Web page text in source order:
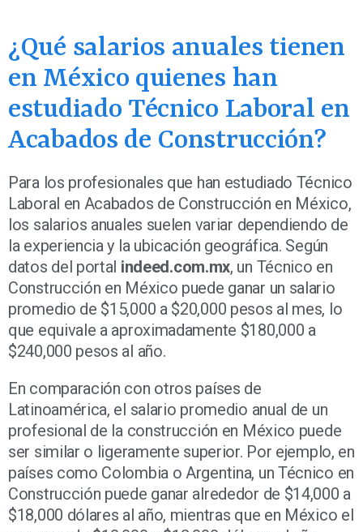
¿Qué salarios anuales tienen
en México quienes han
estudiado Técnico Laboral en
Acabados de Construcción?
Para los profesionales que han estudiado Técnico
Laboral en Acabados de Construcción en México,
los salarios anuales suelen variar dependiendo de
la experiencia y la ubicación geográfica. Según
datos del portal indeed.com.mx, un Técnico en
Construcción en México puede ganar un salario
promedio de $15,000 a $20,000 pesos al mes, lo
que equivale a aproximadamente $180,000 a
$240,000 pesos al año.
En comparación con otros países de
Latinoamérica, el salario promedio anual de un
profesional de la construcción en México puede
ser similar o ligeramente superior. Por ejemplo, en
países como Colombia o Argentina, un Técnico en
Construcción puede ganar alrededor de $14,000 a
$18,000 dólares al año, mientras que en México el